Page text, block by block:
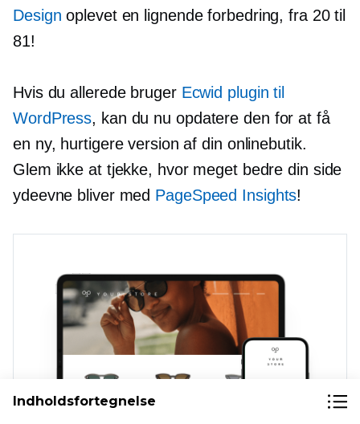
Design oplevet en lignende forbedring, fra 20 til
81!
Hvis du allerede bruger Ecwid plugin til
WordPress, kan du nu opdatere den for at få
en ny, hurtigere version af din onlinebutik.
Glem ikke at tjekke, hvor meget bedre din side
ydeevne bliver med PageSpeed ​​Insights!
Indholdsfortegnelse